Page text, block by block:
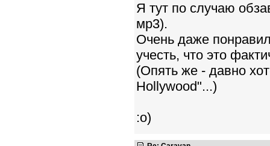
Я тут по случаю
мр3).
Очень даже
учесть, что это
(Опять же - давно
Hollywood"...)
:о)